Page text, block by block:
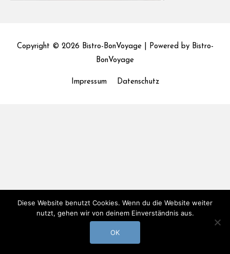
Copyright © 2026 Bistro-BonVoyage| Powered by Bistro-
BonVoyage
Impressum Datenschutz
Diese Website benutzt Cookies. Wenn du die Website weiter
nutzt, gehen wir von deinem Einverständnis aus.
OK